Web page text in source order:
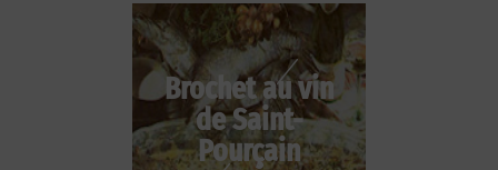
Brochet au vin
de Saint-
Pourçain